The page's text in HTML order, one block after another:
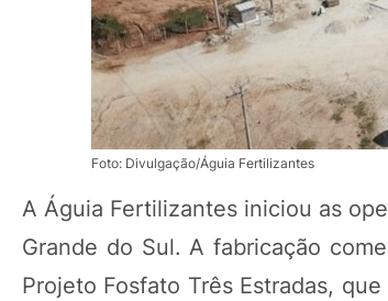
Foto: Divulgação/Águia Fertilizantes
A Águia Fertilizantes iniciou as
Grande do Sul. A fabricação
Projeto Fosfato Três Estradas,